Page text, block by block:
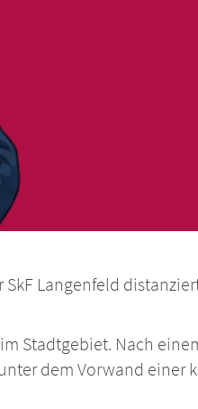
Langenfeld
Stadtgebiet. Nach
dem Vorwand einer